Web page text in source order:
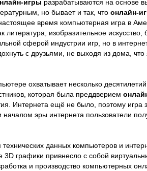
игры разрабатываются на основе
но бывает и так, что онлайн-
время компьютерная игра в
литература, изобразительное
сферой индустрии игр, но в
с друзьями, не выходя из дома,
охватывает несколько
которая была преддверием
Интернета ещё не было, поэтому
эры интернета пользователи
данных компьютеров и
3D графики привнесло с собой
и производство компьютерных